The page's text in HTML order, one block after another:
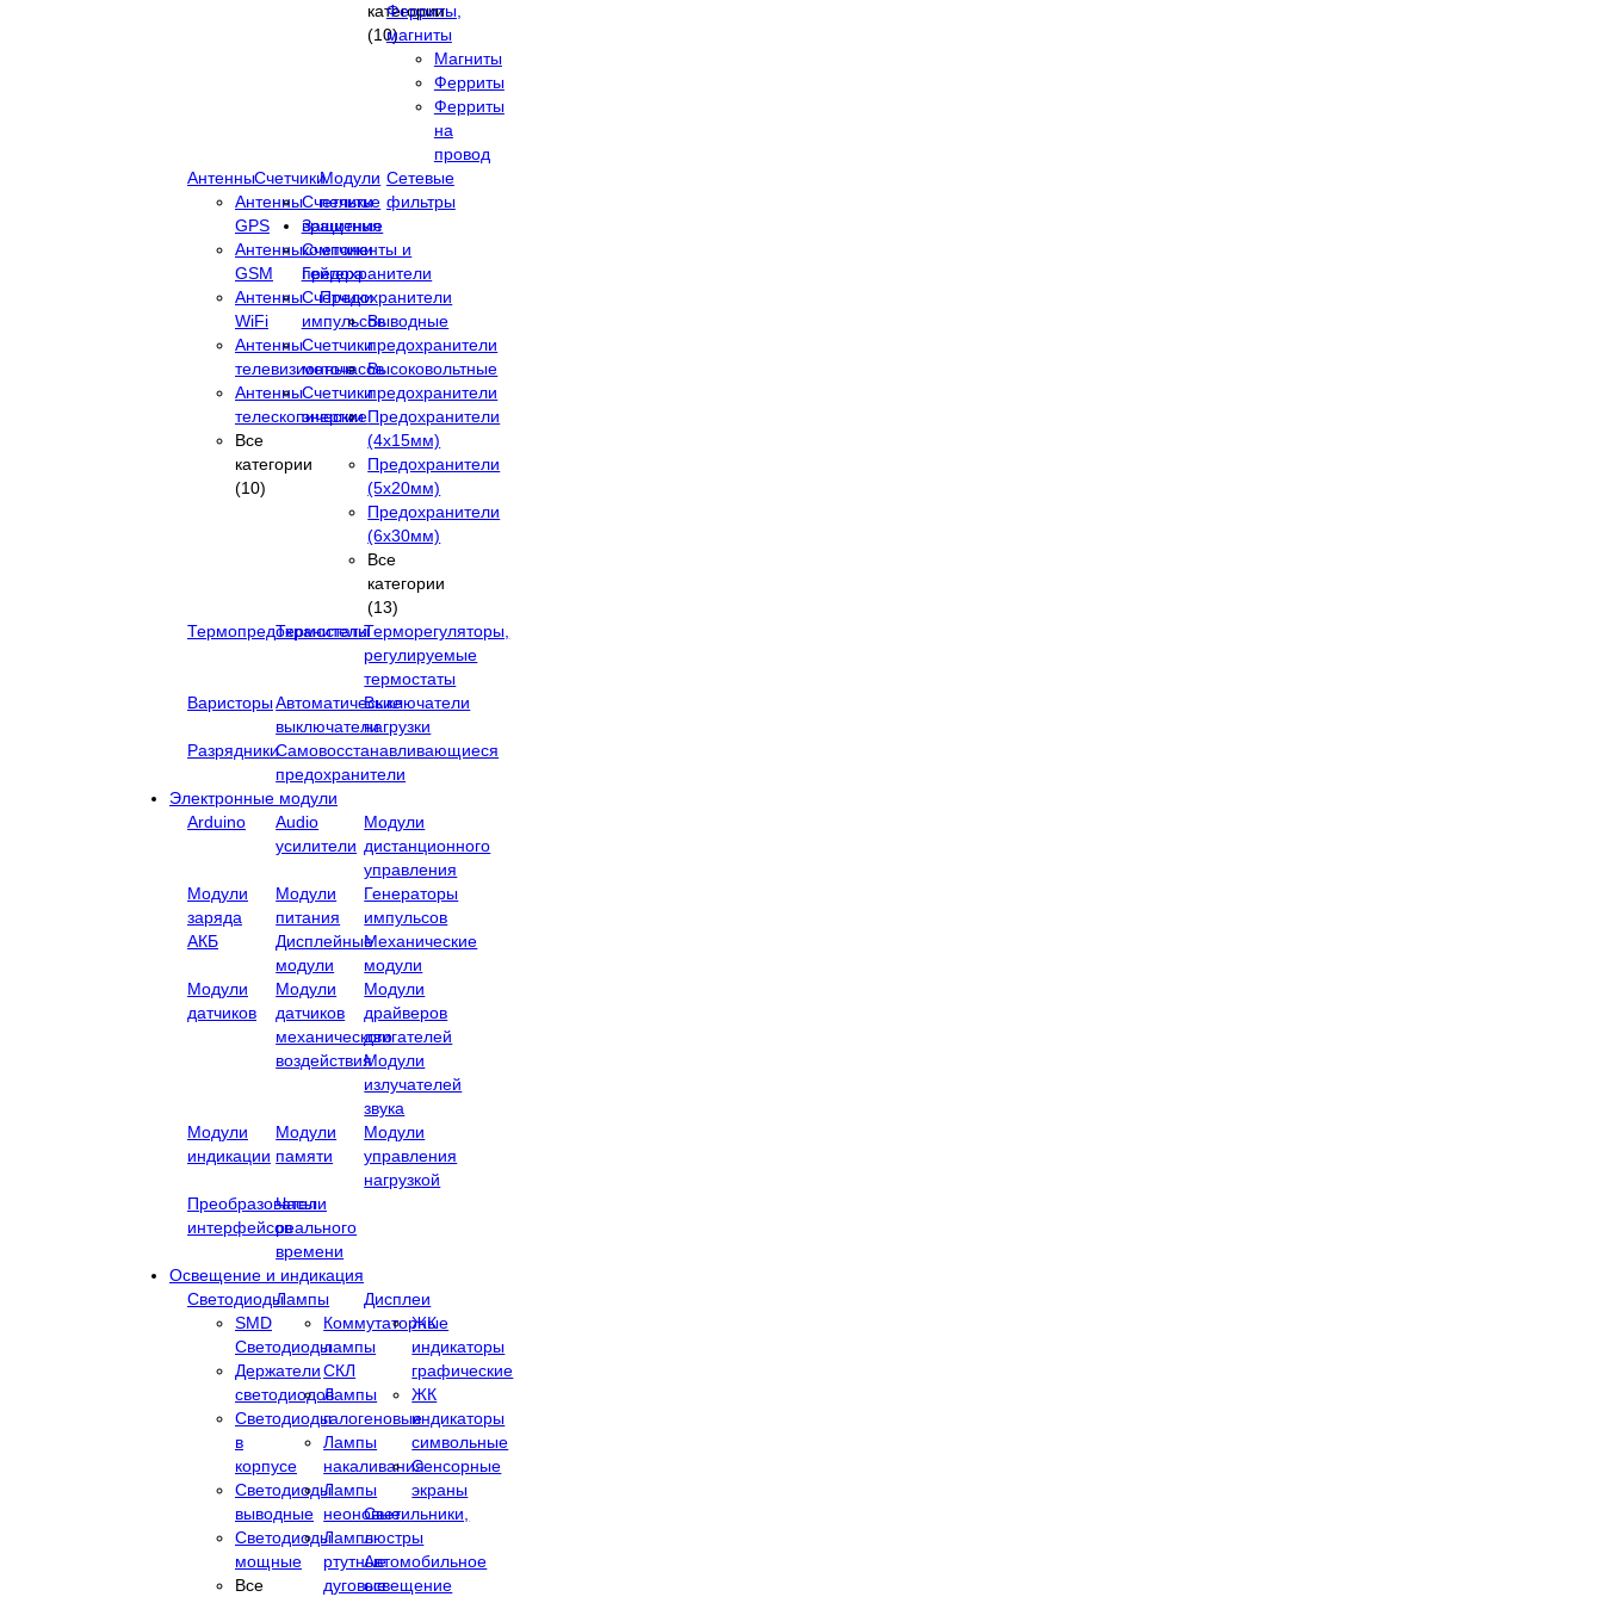
категории
(10)
Ферриты,
магниты
Магниты
Ферриты
Ферриты
на
провод
Антенны
Антенны
GPS
Антенны
GSM
Антенны
WiFi
Антенны
телевизионные
Антенны
телескопические
Все
категории
(10)
Счетчики
Счетчики
вращения
Счетчики
Гейгера
Счетчики
импульсов
Счетчики
моточасов
Счетчики
энергии
Модули
пельтье
Сетевые
фильтры
Защитные
компоненты и
предохранители
Предохранители
Выводные
предохранители
Высоковольтные
предохранители
Предохранители
(4х15мм)
Предохранители
(5х20мм)
Предохранители
(6х30мм)
Все
категории
(13)
Термопредохранители
ТермостатыТерморегуляторы,
регулируемые
термостаты
ВаристорыАвтоматические
выключатели
Выключатели
нагрузки
РазрядникиСамовосстанавливающиеся
предохранители
Электронные модули
Arduino
Audio
усилители
Модули
дистанционного
управления
Модули
заряда
АКБ
Модули
питания
Генераторы
импульсов
Дисплейные
модули
Механические
модули
Модули
датчиков
Модули
датчиков
механического
воздействия
Модули
драйверов
двигателей
Модули
излучателей
звука
Модули
индикации
Модули
памяти
Модули
управления
нагрузкой
Преобразователи
интерфейсов
Часы
реального
времени
Освещение и индикация
Светодиоды
SMD
Светодиоды
Держатели
светодиодов
Светодиоды
в
корпусе
Светодиоды
выводные
Светодиоды
мощные
Все
Лампы
Коммутаторные
лампы
СКЛ
Лампы
галогеновые
Лампы
накаливания
Лампы
неоновые
Лампы
ртутные
дуговые
Дисплеи
ЖК
индикаторы
графические
ЖК
индикаторы
символьные
Сенсорные
экраны
Cветильники,
люстры
Автомобильное
освещение